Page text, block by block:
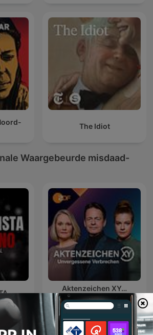
The Idiot
Waargebeurde misdaad-
Aktenzeichen XY…
Unvergessene
Verbrechen